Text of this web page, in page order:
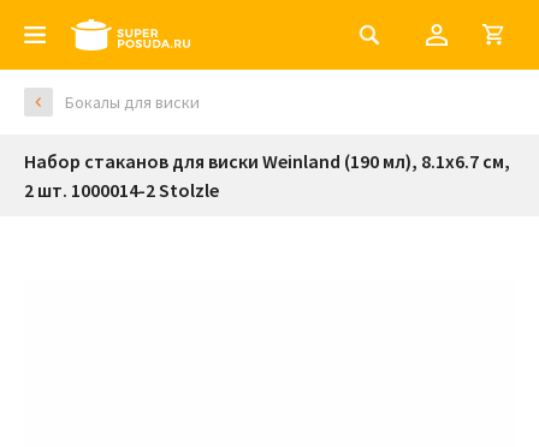
Бокалы для виски
Набор стаканов для виски Weinland (190 мл), 8.1х6.7 см,
2 шт. 1000014-2 Stolzle